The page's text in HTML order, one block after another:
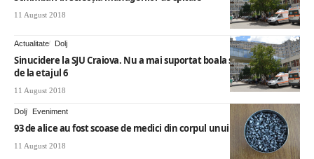
11 August 2018
Actualitate Dolj
Sinucidere la SJU Craiova. Nu a mai suportat boala şi a sărit în gol
de la etajul 6
11 August 2018
Dolj Eveniment
93 de alice au fost scoase de medici din corpul unui doljean
11 August 2018